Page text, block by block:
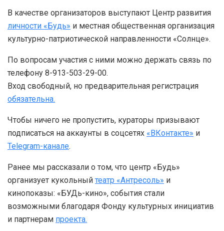
В качестве организаторов выступают Центр развития
личности «Будь» и местная общественная организация
культурно-патриотической направленности «Солнце».
По вопросам участия с ними можно держать связь по
телефону 8-913-503-29-00.
Вход свободный, но предварительная регистрация
обязательна.
Чтобы ничего не пропустить, кураторы призывают
подписаться на аккаунты в соцсетях «ВКонтакте» и
Telegram-канале.
Ранее мы рассказали о том, что центр «Будь»
организует кукольный театр «Антресоль» и
кинопоказы: «БУДь-кино», события стали
возможными благодаря Фонду культурных инициатив
и партнерам проекта.